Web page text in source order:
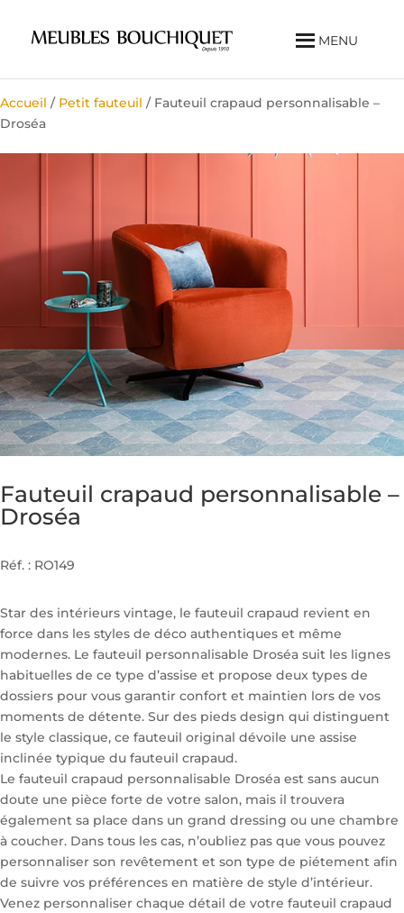
MENU
Accueil / Petit fauteuil / Fauteuil crapaud personnalisable –
Droséa
Fauteuil crapaud personnalisable –
Droséa
Réf. : RO149
Star des intérieurs vintage, le fauteuil crapaud revient en
force dans les styles de déco authentiques et même
modernes. Le fauteuil personnalisable Droséa suit les lignes
habituelles de ce type d’assise et propose deux types de
dossiers pour vous garantir confort et maintien lors de vos
moments de détente. Sur des pieds design qui distinguent
le style classique, ce fauteuil original dévoile une assise
inclinée typique du fauteuil crapaud.
Le fauteuil crapaud personnalisable Droséa est sans aucun
doute une pièce forte de votre salon, mais il trouvera
également sa place dans un grand dressing ou une chambre
à coucher. Dans tous les cas, n’oubliez pas que vous pouvez
personnaliser son revêtement et son type de piétement afin
de suivre vos préférences en matière de style d’intérieur.
Venez personnaliser chaque détail de votre fauteuil crapaud